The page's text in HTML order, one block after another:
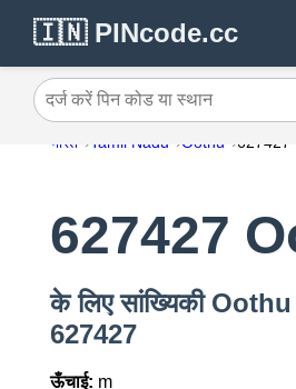
🇮🇳 PINcode.cc
दर्ज करें पिन कोड या स्थान
भारत Tamil Nadu Oothu 627427
627427
के लिए सांख्यिकी Oothu
627427
ऊँचाई: m